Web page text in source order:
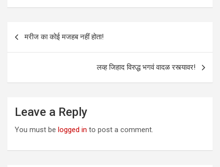
Post
navigation
मरीज का कोई मजहब नहीं होता!
लव्ह जिहाद विरुद्ध भगवं वादळ रस्त्यावर!
Leave a Reply
You must be logged in to post a comment.